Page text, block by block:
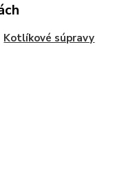
Kotlíkové súpravy